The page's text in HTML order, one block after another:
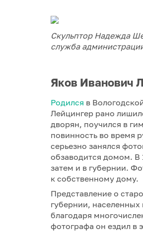
Скульптор Надежда
служба
Яков Иванович
Родился в
Лейцингер рано
дворян, поучился в
повинность во время
серьезно занялся
обзаводится домом. В
затем и в губернии.
к собственному дому.
Представление о
губернии,
благодаря
фотографа он ездил в